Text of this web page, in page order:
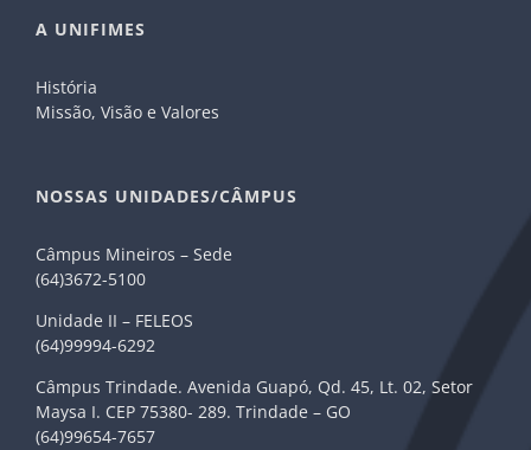
A UNIFIMES
História
Missão, Visão e Valores
NOSSAS UNIDADES/CÂMPUS
Câmpus Mineiros – Sede
(64)3672-5100
Unidade II – FELEOS
(64)99994-6292
Câmpus Trindade. Avenida Guapó, Qd. 45, Lt. 02, Setor
Maysa I. CEP 75380- 289. Trindade – GO
(64)99654-7657